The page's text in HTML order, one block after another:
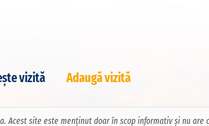
vizită Adaugă vizită
Acest site este menținut doar în scop informativ și nu